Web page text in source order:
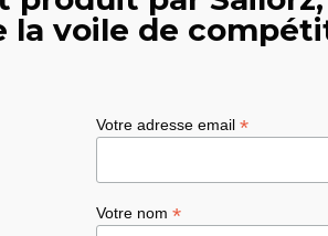
la voile de
Votre adresse email *
Votre nom *